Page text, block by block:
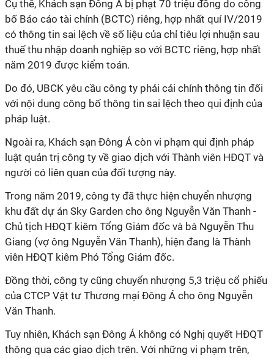
Cụ thể, Khách sạn Đông Á bị phạt 70 triệu đồng do công
bố Báo cáo tài chính (BCTC) riêng, hợp nhất quí IV/2019
có thông tin sai lệch về số liệu của chỉ tiêu lợi nhuận sau
thuế thu nhập doanh nghiệp so với BCTC riêng, hợp nhất
năm 2019 được kiểm toán.
Do đó, UBCK yêu cầu công ty phải cải chính thông tin đối
với nội dung công bố thông tin sai lệch theo qui định của
pháp luật.
Ngoài ra, Khách sạn Đông Á còn vi phạm qui định pháp
luật quản trị công ty về giao dịch với Thành viên HĐQT và
người có liên quan của đối tượng này.
Trong năm 2019, công ty đã thực hiện chuyển nhượng
khu đất dự án Sky Garden cho ông Nguyễn Văn Thanh -
Chủ tịch HĐQT kiêm Tổng Giám đốc và bà Nguyễn Thu
Giang (vợ ông Nguyễn Văn Thanh), hiện đang là Thành
viên HĐQT kiêm Phó Tổng Giám đốc.
Đồng thời, công ty cũng chuyển nhượng 5,3 triệu cổ phiếu
của CTCP Vật tư Thương mại Đông Á cho ông Nguyễn
Văn Thanh.
Tuy nhiên, Khách sạn Đông Á không có Nghị quyết HĐQT
thông qua các giao dịch trên. Với những vi phạm trên,